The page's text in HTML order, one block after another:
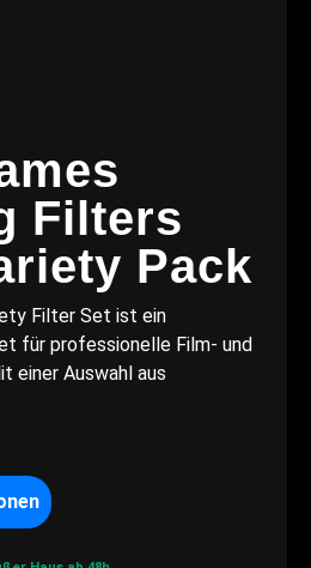
Filters
Pack
Filter Set ist ein
für professionelle Film- und
einer Auswahl aus